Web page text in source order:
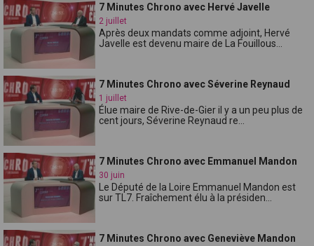
7 Minutes Chrono avec Hervé Javelle
2 juillet
Après deux mandats comme adjoint, Hervé
Javelle est devenu maire de La Fouillous...
7 Minutes Chrono avec Séverine Reynaud
1 juillet
Élue maire de Rive-de-Gier il y a un peu plus de
cent jours, Séverine Reynaud re...
7 Minutes Chrono avec Emmanuel Mandon
30 juin
Le Député de la Loire Emmanuel Mandon est
sur TL7. Fraîchement élu à la présiden...
7 Minutes Chrono avec Geneviève Mandon